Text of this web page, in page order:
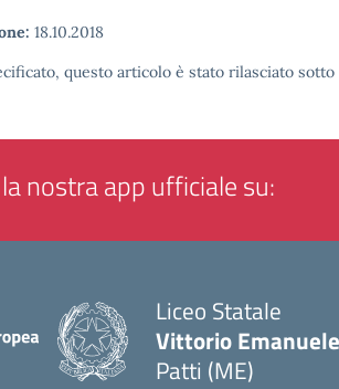
18.10.2018
questo articolo è stato rilasciato
nostra app ufficiale su:
Liceo Statale
Vittorio
Patti (ME)